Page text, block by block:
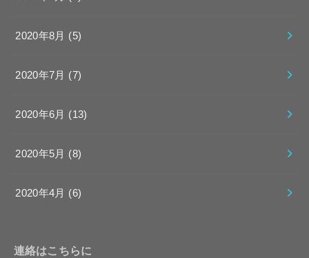
2020年8月 (5)
2020年7月 (7)
2020年6月 (13)
2020年5月 (8)
2020年4月 (6)
連絡はこちらに